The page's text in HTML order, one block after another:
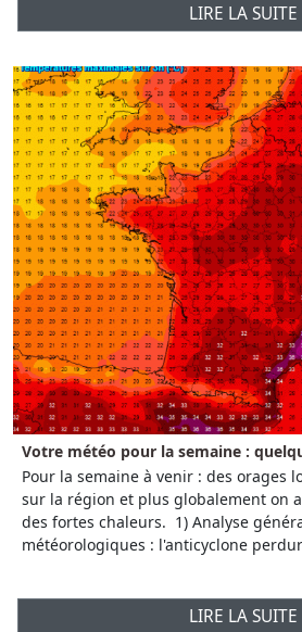
LIRE LA SUITE
Votre météo pour la semaine :
Pour la semaine à venir : des orages
sur la région et plus globalement on
des fortes chaleurs. 1) Analyse
météorologiques : l'anticyclone
LIRE LA SUITE